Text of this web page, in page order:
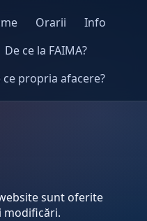
Orarii
Info
De ce la FAIMA?
ce propria afacere?
sunt oferite
modificări.